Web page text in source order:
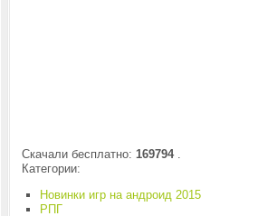
Скачали бесплатно: 169794.
Категории:
Новинки игр на андроид 2015
РПГ